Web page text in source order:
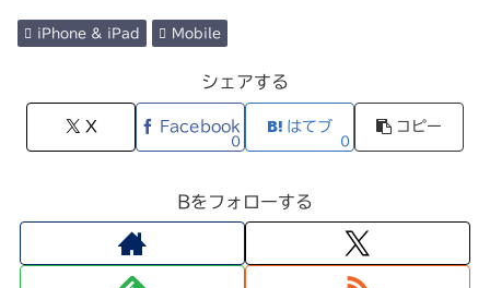
iPhone & iPad Mobile
シェアする
X Facebook
0
はてブ
0
コピー
Bをフォローする